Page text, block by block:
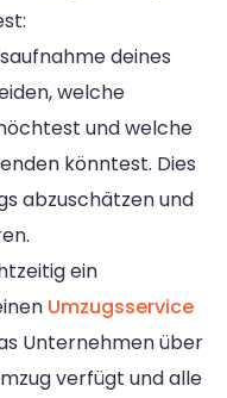
deines
welche
und welche
könntest. Dies
abzuschätzen und
ein
Umzugsservice
Unternehmen über
verfügt und alle